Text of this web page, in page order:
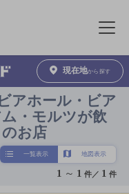
メニュ
現在地から探す
アホール・ビア
・モルツが飲
お店
一覧表示 地図表示
1 ～ 1 件／ 1 件